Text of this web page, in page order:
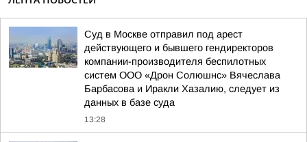
Суд в Москве отправил под арест
действующего и бывшего гендиректоров
компании-производителя беспилотных
систем ООО «Дрон Солюшнс» Вячеслава
Барбасова и Иракли Хазалию, следует из
данных в базе суда
13:28